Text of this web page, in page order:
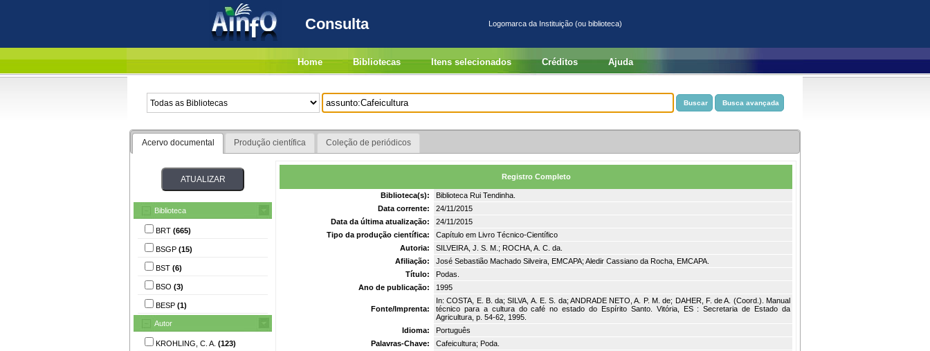
Consulta Logomarca da Instituição (ou biblioteca)
Home Bibliotecas Itens selecionados Créditos Ajuda
Acervo documental Produção científica Coleção de periódicos
Biblioteca
BRT (665)
BSGP (15)
BST (6)
BSO (3)
BESP (1)
Autor
KROHLING, C. A. (123)
Registro Completo
Biblioteca(s):
Biblioteca Rui Tendinha.
Data corrente:
24/11/2015
Data da última atualização:
24/11/2015
Tipo da produção científica:
Capítulo em Livro Técnico-Científico
Autoria:
SILVEIRA, J. S. M.; ROCHA, A. C. da.
Afiliação:
José Sebastião Machado Silveira, EMCAPA; Aledir Cassiano da Rocha, EMCAPA.
Título:
Podas.
Ano de publicação:
1995
Fonte/Imprenta:
In: COSTA, E. B. da; SILVA, A. E. S. da; ANDRADE NETO, A. P. M. de; DAHER, F. de A. (Coord.). Manual
técnico para a cultura do café no estado do Espírito Santo. Vitória, ES : Secretaria de Estado da
Agricultura, p. 54-62, 1995.
Idioma:
Português
Palavras-Chave:
Cafeicultura; Poda.